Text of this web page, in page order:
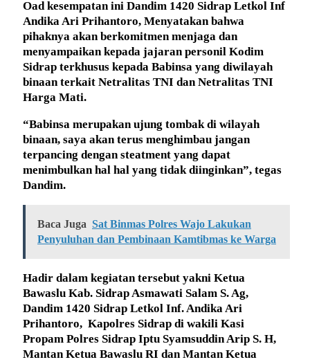
Oad kesempatan ini Dandim 1420 Sidrap Letkol Inf
Andika Ari Prihantoro, Menyatakan bahwa
pihaknya akan berkomitmen menjaga dan
menyampaikan kepada jajaran personil Kodim
Sidrap terkhusus kepada Babinsa yang diwilayah
binaan terkait Netralitas TNI dan Netralitas TNI
Harga Mati.
“Babinsa merupakan ujung tombak di wilayah
binaan, saya akan terus menghimbau jangan
terpancing dengan steatment yang dapat
menimbulkan hal hal yang tidak diinginkan”, tegas
Dandim.
Baca Juga Sat Binmas Polres Wajo Lakukan
Penyuluhan dan Pembinaan Kamtibmas ke Warga
Hadir dalam kegiatan tersebut yakni Ketua
Bawaslu Kab. Sidrap Asmawati Salam S. Ag,
Dandim 1420 Sidrap Letkol Inf. Andika Ari
Prihantoro, Kapolres Sidrap di wakili Kasi
Propam Polres Sidrap Iptu Syamsuddin Arip S. H,
Mantan Ketua Bawaslu RI dan Mantan Ketua